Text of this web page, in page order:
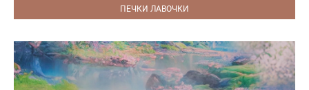
ПЕЧКИ ЛАВОЧКИ